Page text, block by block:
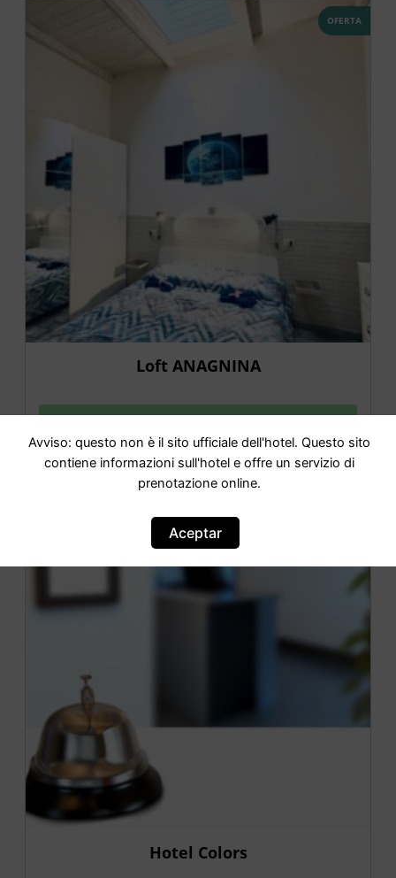
OFERTA
Loft ANAGNINA
Hotel Colors
Avviso: questo non è il sito ufficiale dell'hotel. Questo sito
contiene informazioni sull'hotel e offre un servizio di
prenotazione online.
Aceptar